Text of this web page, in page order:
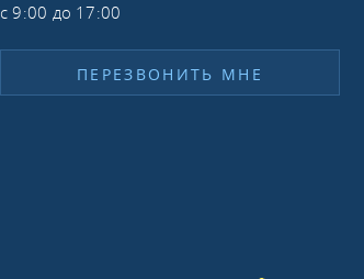
с 9:00 до 17:00
ПЕРЕЗВОНИТЬ МНЕ